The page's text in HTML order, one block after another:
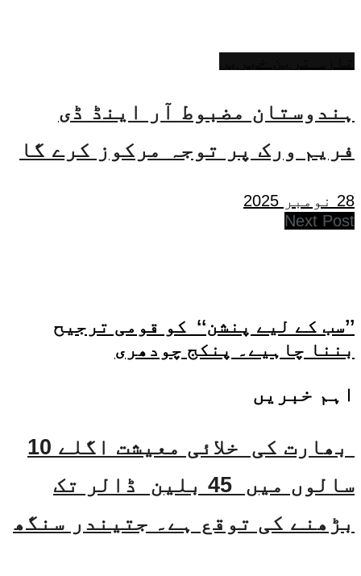
ہندوستان مضبوط آر اینڈ ڈی
فریم ورک پر توجہ مرکوز کرے گا
28 نومبر 2025
Next Post
’’سب کے لیے پنشن‘‘ کو قومی ترجیح
بننا چاہیے۔ پنکج چودھری
اہم خبریں
بھارت کی خلائی معیشت اگلے 10
سالوں میں 45 بلین ڈالر تک
بڑھنے کی توقع ہے۔ جتیندر سنگھ